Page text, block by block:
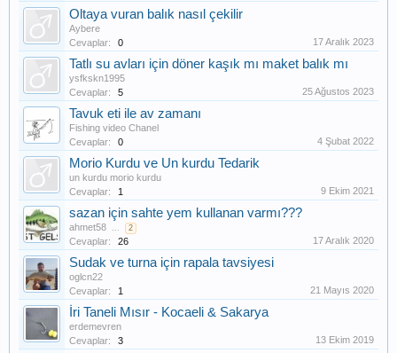
Oltaya vuran balık nasıl çekilir
Aybere
Cevaplar:
0 17 Aralık 2023
Tatlı su avları için döner kaşık mı maket balık mı
ysfkskn1995
Cevaplar:
5 25 Ağustos 2023
Tavuk eti ile av zamanı
Fishing video Chanel
Cevaplar:
0 4 Şubat 2022
Morio Kurdu ve Un kurdu Tedarik
un kurdu morio kurdu
Cevaplar:
1 9 Ekim 2021
sazan için sahte yem kullanan varmı???
ahmet58 ... 2
Cevaplar: 26 17 Aralık 2020
Sudak ve turna için rapala tavsiyesi
oglcn22
Cevaplar:
1 21 Mayıs 2020
İri Taneli Mısır - Kocaeli & Sakarya
erdemevren
Cevaplar:
3 13 Ekim 2019